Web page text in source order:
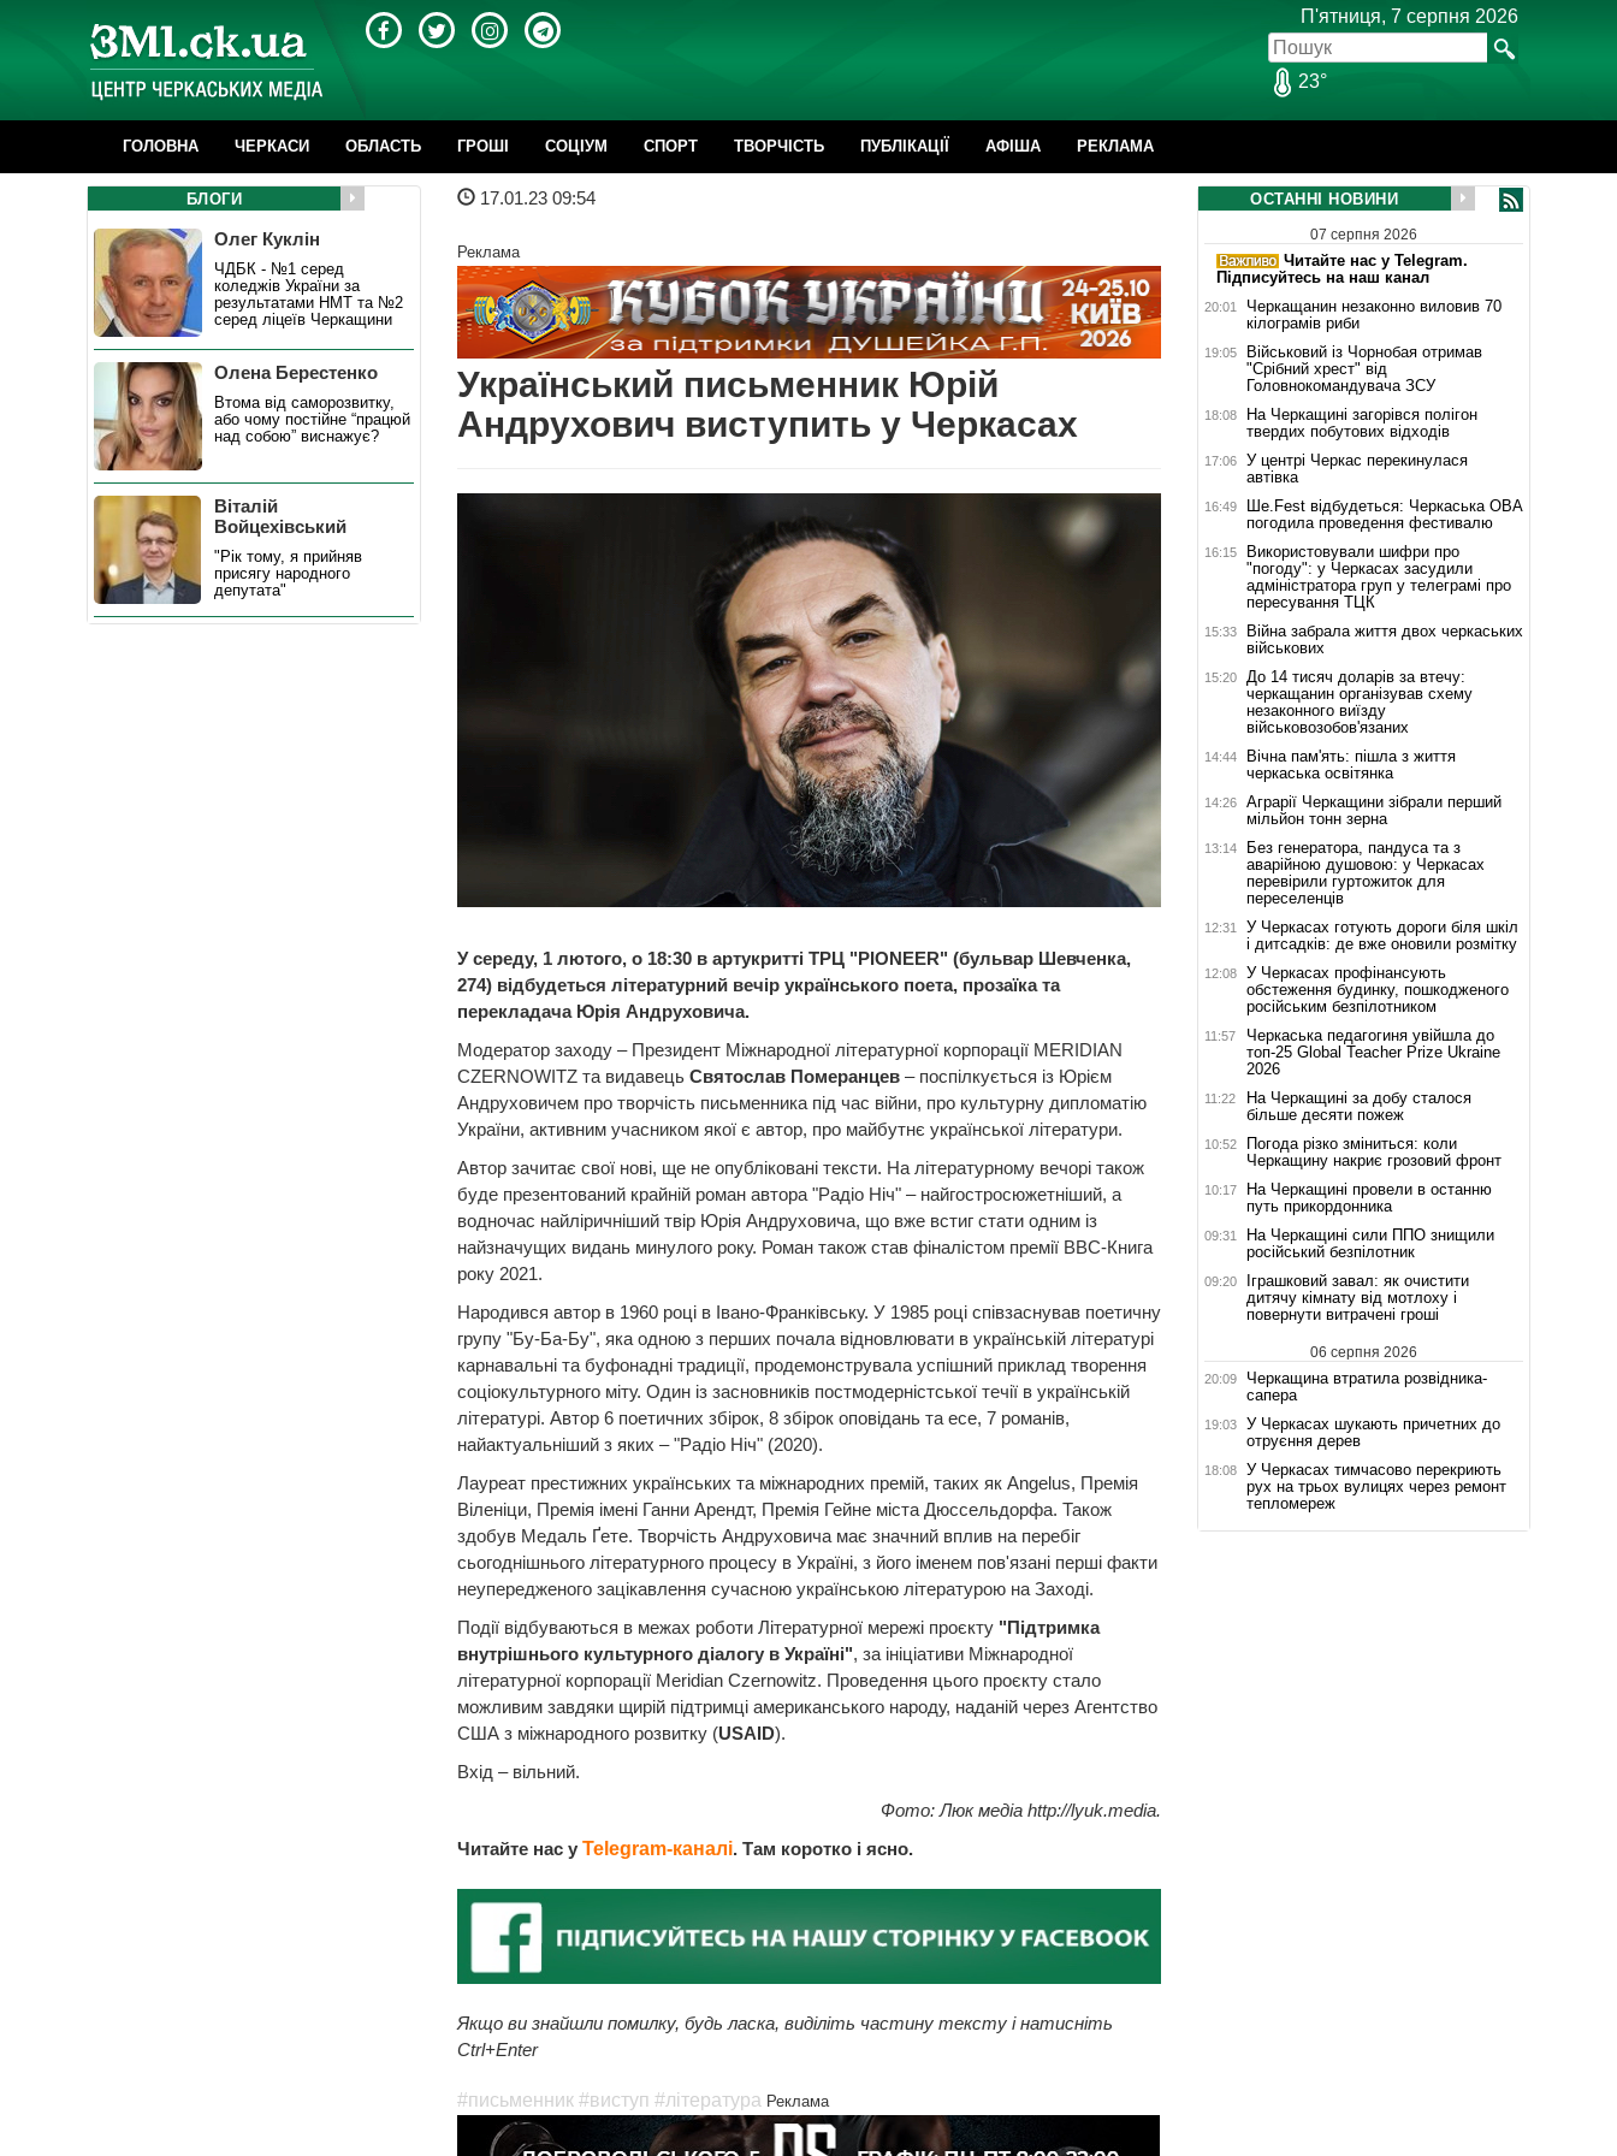
П'ятниця, 7 серпня 2026
23°
ГОЛОВНА ЧЕРКАСИ ОБЛАСТЬ ГРОШІ CОЦІУМ СПОРТ ТВОРЧІСТЬ ПУБЛІКАЦІЇ АФІША РЕКЛАМА
17.01.23 09:54
Реклама
Український письменник Юрій
Андрухович виступить у Черкасах
У середу, 1 лютого, о 18:30 в артукритті ТРЦ "PIONEER" (бульвар Шевченка,
274) відбудеться літературний вечір українського поета, прозаїка та
перекладача Юрія Андруховича.
Модератор заходу – Президент Міжнародної літературної корпорації MERIDIAN
CZERNOWITZ та видавець Святослав Померанцев– поспілкується із Юрієм
Андруховичем про творчість письменника під час війни, про культурну дипломатію
України, активним учасником якої є автор, про майбутнє української літератури.
Автор зачитає свої нові, ще не опубліковані тексти. На літературному вечорі також
буде презентований крайній роман автора "Радіо Ніч" – найгостросюжетніший, а
водночас найліричніший твір Юрія Андруховича, що вже встиг стати одним із
найзначущих видань минулого року. Роман також став фіналістом премії BBC-Книга
року 2021.
Народився автор в 1960 році в Івано-Франківську. У 1985 році співзаснував поетичну
групу "Бу-Ба-Бу", яка одною з перших почала відновлювати в українській літературі
карнавальні та буфонадні традиції, продемонструвала успішний приклад творення
соціокультурного міту. Один із засновників постмодерністської течії в українській
літературі. Автор 6 поетичних збірок, 8 збірок оповідань та есе, 7 романів,
найактуальніший з яких – "Радіо Ніч" (2020).
Лауреат престижних українських та міжнародних премій, таких як Angelus, Премія
Віленіци, Премія імені Ганни Арендт, Премія Гейне міста Дюссельдорфа. Також
здобув Медаль Ґете. Творчість Андруховича має значний вплив на перебіг
сьогоднішнього літературного процесу в Україні, з його іменем пов'язані перші факти
неупередженого зацікавлення сучасною українською літературою на Заході.
Події відбуваються в межах роботи Літературної мережі проєкту"Підтримка
внутрішнього культурного діалогу в Україні", за ініціативи Міжнародної
літературної корпорації Meridian Czernowitz. Проведення цього проєкту стало
можливим завдяки щирій підтримці американського народу, наданій через Агентство
США з міжнародного розвитку (USAID).
Вхід – вільний.
Фото: Люк медіа http://lyuk.media.
Читайте нас у Telegram-каналі. Там коротко і ясно.
Якщо ви знайшли помилку, будь ласка, виділіть частину тексту і натисніть
Ctrl+Enter
#письменник #виступ #література Реклама
БЛОГИ
Олег Куклін
ЧДБК - №1 серед
коледжів України за
результатами НМТ та №2
серед ліцеїв Черкащини
Олена Берестенко
Втома від саморозвитку,
або чому постійне “працюй
над собою” виснажує?
Віталій
Войцехівський
"Рік тому, я прийняв
присягу народного
депутата"
ОСТАННІ НОВИНИ
07 серпня 2026
Читайте нас у Telegram.
Підписуйтесь на наш канал
20:01
Черкащанин незаконно виловив 70
кілограмів риби
19:05
Військовий із Чорнобая отримав
"Срібний хрест" від
Головнокомандувача ЗСУ
18:08
На Черкащині загорівся полігон
твердих побутових відходів
17:06
У центрі Черкас перекинулася
автівка
16:49
Ше.Fest відбудеться: Черкаська ОВА
погодила проведення фестивалю
16:15
Використовували шифри про
"погоду": у Черкасах засудили
адміністратора груп у телеграмі про
пересування ТЦК
15:33
Війна забрала життя двох черкаських
військових
15:20
До 14 тисяч доларів за втечу:
черкащанин організував схему
незаконного виїзду
військовозобов'язаних
14:44
Вічна пам'ять: пішла з життя
черкаська освітянка
14:26
Аграрії Черкащини зібрали перший
мільйон тонн зерна
13:14
Без генератора, пандуса та з
аварійною душовою: у Черкасах
перевірили гуртожиток для
переселенців
12:31
У Черкасах готують дороги біля шкіл
і дитсадків: де вже оновили розмітку
12:08
У Черкасах профінансують
обстеження будинку, пошкодженого
російським безпілотником
11:57
Черкаська педагогиня увійшла до
топ-25 Global Teacher Prize Ukraine
2026
11:22
На Черкащині за добу сталося
більше десяти пожеж
10:52
Погода різко зміниться: коли
Черкащину накриє грозовий фронт
10:17
На Черкащині провели в останню
путь прикордонника
09:31
На Черкащині сили ППО знищили
російський безпілотник
09:20
Іграшковий завал: як очистити
дитячу кімнату від мотлоху і
повернути витрачені гроші
06 серпня 2026
20:09
Черкащина втратила розвідника-
сапера
19:03
У Черкасах шукають причетних до
отруєння дерев
18:08
У Черкасах тимчасово перекриють
рух на трьох вулицях через ремонт
тепломереж